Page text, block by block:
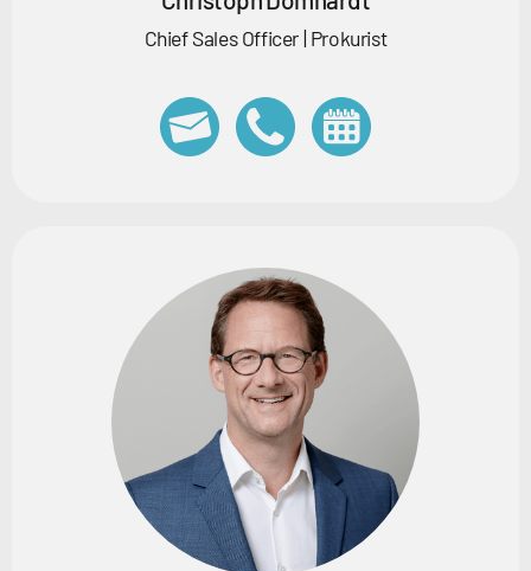
Chief Sales Officer | Prokurist